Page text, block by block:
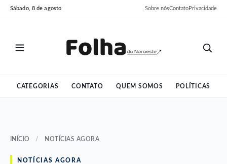
Pular
para
Pular
para
Sábado, 8 de agosto Sobre nósContatoPrivacidade
CATEGORIAS CONTATO QUEM SOMOS POLÍTICAS
INÍCIO / NOTÍCIAS AGORA
NOTÍCIAS AGORA